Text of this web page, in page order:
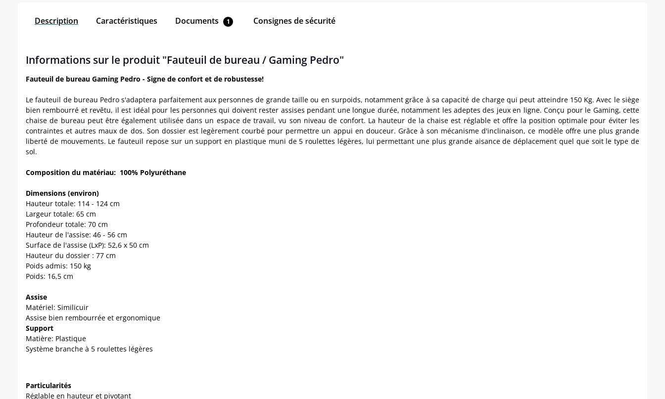
Description Caractéristiques Documents 1 Consignes de sécurité
Informations sur le produit "Fauteuil de bureau / Gaming Pedro"
Fauteuil de bureau Gaming Pedro - Signe de confort et de robustesse!
Le fauteuil de bureau Pedro s'adaptera parfaitement aux personnes de grande taille ou en surpoids, notamment grâce à sa capacité de charge qui peut atteindre 150 Kg. Avec le siège
bien rembourré et revêtu, il est idéal pour les personnes qui doivent rester assises pendant une longue durée, notamment les adeptes des jeux en ligne. Conçu pour le Gaming, cette
chaise de bureau peut être également utilisée dans un espace de travail, vu son niveau de confort. La hauteur de la chaise est réglable et offre la position optimale pour éviter les
contraintes et autres maux de dos. Son dossier est legèrement courbé pour permettre un appui en douceur. Grâce à son mécanisme d'inclinaison, ce modèle offre une plus grande
liberté de mouvements. Le fauteuil repose sur un support en plastique muni de 5 roulettes légères, lui permettant une plus grande aisance de déplacement quel que soit le type de
sol.
Composition du matériau: 100% Polyuréthane
Dimensions (environ)
Hauteur totale: 114 - 124 cm
Largeur totale: 65 cm
Profondeur totale: 70 cm
Hauteur de l'assise: 46 - 56 cm
Surface de l'assise (LxP): 52,6 x 50 cm
Hauteur du dossier : 77 cm
Poids admis: 150 kg
Poids: 16,5 cm
Assise
Matériel: Similicuir
Assise bien rembourrée et ergonomique
Support
Matière: Plastique
Système branche à 5 roulettes légères
Particularités
Réglable en hauteur et pivotant